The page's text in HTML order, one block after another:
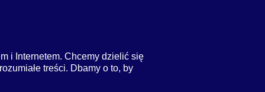
i Internetem. Chcemy dzielić się
treści. Dbamy o to, by